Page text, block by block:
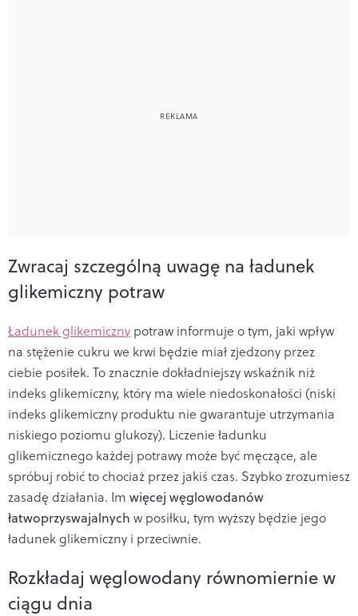
Zwracaj szczególną uwagę na ładunek
glikemiczny potraw
Ładunek glikemiczny potraw informuje o tym, jaki wpływ
na stężenie cukru we krwi będzie miał zjedzony przez
ciebie posiłek. To znacznie dokładniejszy wskaźnik niż
indeks glikemiczny, który ma wiele niedoskonałości (niski
indeks glikemiczny produktu nie gwarantuje utrzymania
niskiego poziomu glukozy). Liczenie ładunku
glikemicznego każdej potrawy może być męczące, ale
spróbuj robić to chociaż przez jakiś czas. Szybko zrozumiesz
zasadę działania. Im więcej węglowodanów
łatwoprzyswajalnych w posiłku, tym wyższy będzie jego
ładunek glikemiczny i przeciwnie.
Rozkładaj węglowodany równomiernie w
ciągu dnia